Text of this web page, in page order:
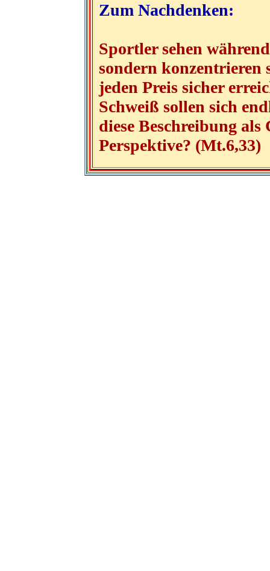
Zum Nachdenken:
Sportler sehen
sondern konzentrieren
jeden Preis sicher
Schweiß sollen sich
diese Beschreibung
Perspektive? (Mt.6,33)